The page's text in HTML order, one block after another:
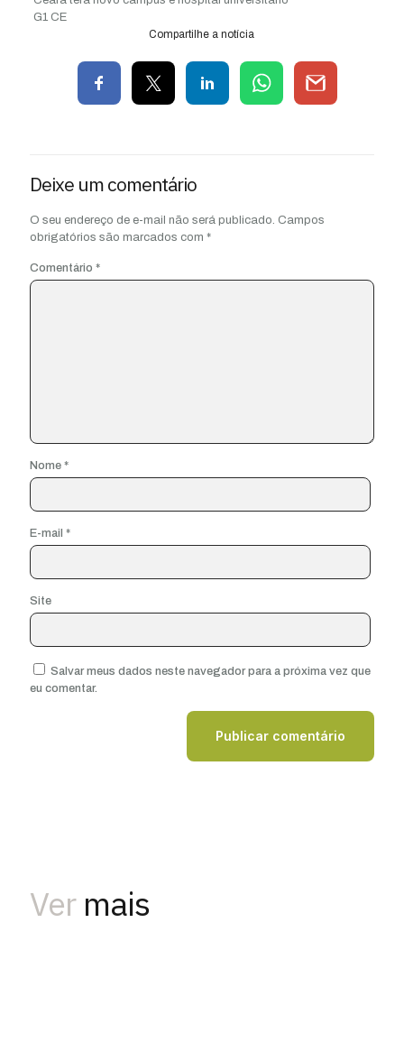
G1 CE
Compartilhe a notícia
Deixe um comentário
O seu endereço de e-mail não será publicado. Campos
obrigatórios são marcados com *
Comentário *
Nome *
E-mail *
Site
Salvar meus dados neste navegador para a próxima vez que
eu comentar.
Ver mais